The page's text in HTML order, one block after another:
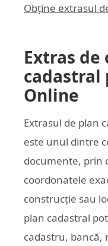
Obține extrasul
Extras
cadastral
Online
Extrasul de plan
este unul dintre
documente, prin
coordonatele
construcție sau
plan cadastral
cadastru, bancă,